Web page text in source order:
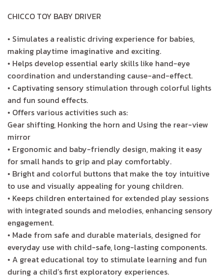
CHICCO TOY BABY DRIVER
• Simulates a realistic driving experience for babies,
making playtime imaginative and exciting.
• Helps develop essential early skills like hand-eye
coordination and understanding cause-and-effect.
• Captivating sensory stimulation through colorful lights
and fun sound effects.
• Offers various activities such as:
Gear shifting, Honking the horn and Using the rear-view
mirror
• Ergonomic and baby-friendly design, making it easy
for small hands to grip and play comfortably.
• Bright and colorful buttons that make the toy intuitive
to use and visually appealing for young children.
• Keeps children entertained for extended play sessions
with integrated sounds and melodies, enhancing sensory
engagement.
• Made from safe and durable materials, designed for
everyday use with child-safe, long-lasting components.
• A great educational toy to stimulate learning and fun
during a child’s first exploratory experiences.